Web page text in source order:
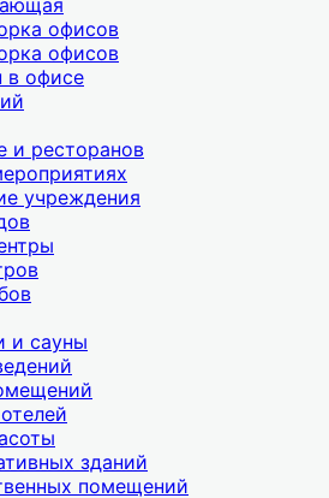
офисов
офисов
в офисе
и ресторанов
учреждения
и сауны
зданий
помещений